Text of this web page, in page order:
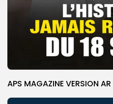
APS MAGAZINE VERSION AR